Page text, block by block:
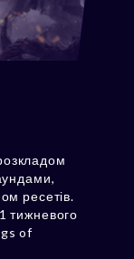
ресетів.
тижневого
of